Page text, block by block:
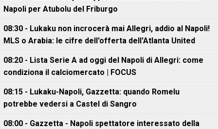
Napoli per Atubolu del Friburgo
08:30 - Lukaku non incrocerà mai Allegri, addio al Napoli!
MLS o Arabia: le cifre dell'offerta dell'Atlanta United
08:20 - Lista Serie A ad oggi del Napoli di Allegri: come
condiziona il calciomercato | FOCUS
08:15 - Lukaku-Napoli, Gazzetta: quando Romelu
potrebbe vedersi a Castel di Sangro
08:00 - Gazzetta - Napoli spettatore interessato della